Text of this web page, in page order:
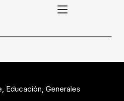
, Educación, Generales